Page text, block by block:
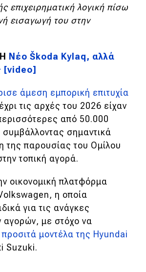
επιχειρηματική λογική πίσω
εισαγωγή του στην
Νέο Škoda Kylaq, αλλά
[video]
άμεση εμπορική επιτυχία
τις αρχές του 2026 είχαν
από 50.000
σημαντικά
της παρουσίας του Ομίλου
τοπική αγορά.
οικονομική πλατφόρμα
η οποία
για τις ανάγκες
αγορών, με στόχο να
προσιτά μοντέλα της Hyundai
Suzuki.